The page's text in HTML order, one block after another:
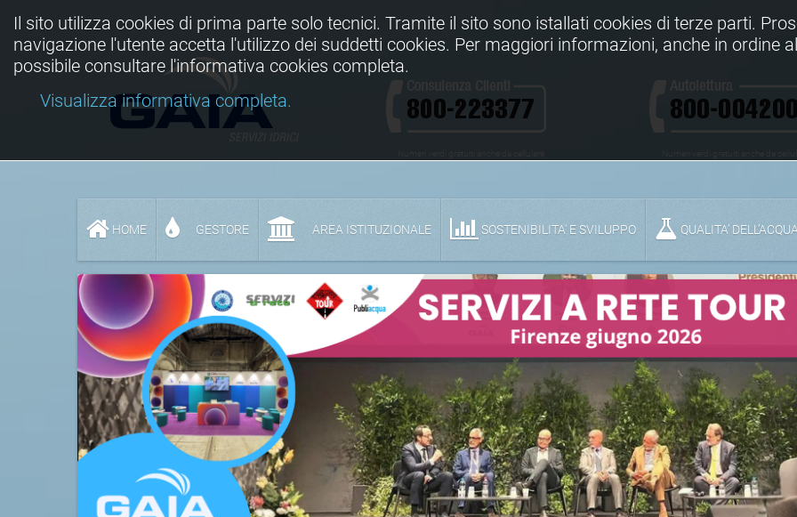
HOME GESTORE AREA ISTITUZIONALE SOSTENIBILITA' E SVILUPPO QUALITA’
Il sito utilizza cookies di prima parte solo tecnici. Tramite il sito sono istallati cookies di terze parti.
navigazione l'utente accetta l'utilizzo dei suddetti cookies. Per maggiori informazioni, anche in ordine
possibile consultare l'informativa cookies completa.
Visualizza informativa completa.